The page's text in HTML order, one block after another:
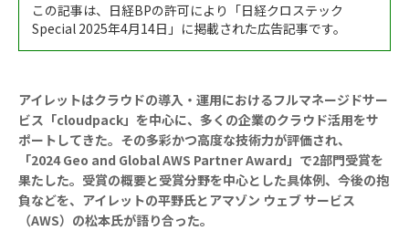
この記事は、日経BPの許可により「日経クロステック
Special 2025年4月14日」に掲載された広告記事です。
アイレットはクラウドの導入・運用におけるフルマネージドサー
ビス「cloudpack」を中心に、多くの企業のクラウド活用をサ
ポートしてきた。その多彩かつ高度な技術力が評価され、
「2024 Geo and Global AWS Partner Award」で2部門受賞を
果たした。受賞の概要と受賞分野を中心とした具体例、今後の抱
負などを、アイレットの平野氏とアマゾン ウェブ サービス
（AWS）の松本氏が語り合った。